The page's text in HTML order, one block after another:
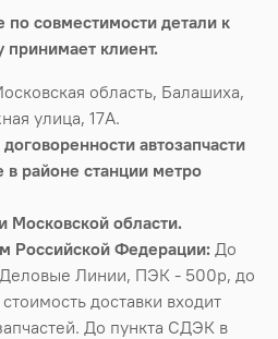
совместимости детали к
принимает клиент.
область, Балашиха,
улица, 17А.
автозапчасти
районе станции метро
Московской области.
Российской Федерации: До
Линии, ПЭК - 500р, до
доставки входит
До пункта СДЭК в